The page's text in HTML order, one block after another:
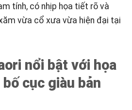
tính, có nhịp họa tiết rõ và
vừa cổ xưa vừa hiện đại tại
nổi bật với họa
cục giàu bản